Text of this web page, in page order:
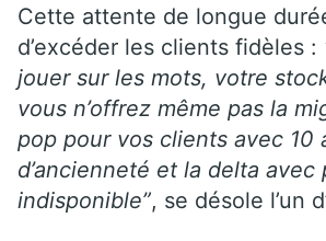
Cette attente de longue
d’excéder les clients fidèles :
jouer sur les mots, votre
vous n’offrez même pas la
pop pour vos clients avec 10
d’ancienneté et la delta
indisponible”, se désole l’un